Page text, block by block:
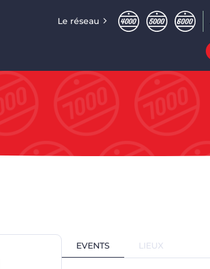
Le réseau
EVENTS LIEUX